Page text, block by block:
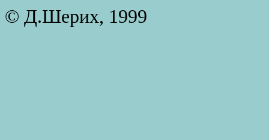
© Д.Шерих, 1999